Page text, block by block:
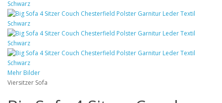
Mehr Bilder
Viersitzer Sofa